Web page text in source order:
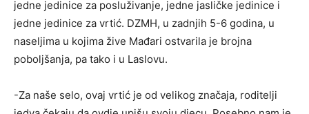
jedne jedinice za posluživanje, jedne jasličke jedinice i
jedne jedinice za vrtić. DZMH, u zadnjih 5-6 godina, u
naseljima u kojima žive Mađari ostvarila je brojna
poboljšanja, pa tako i u Laslovu.
-Za naše selo, ovaj vrtić je od velikog značaja, roditelji